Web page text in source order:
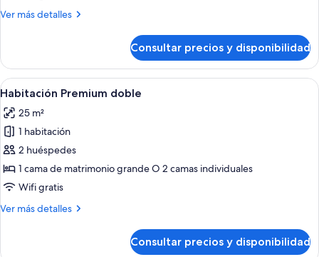
mar
Single
Use)
Ver más detalles
Más
terraza,
vistas
al
(Garden
Single
Use)
Consultar precios y disponibilidad
Abrir
todas
las
fotos
de
Habitación
Premium
Una habitación de hotel moderna
4
Habitación Premium doble
25 m²
1 habitación
2 huéspedes
1 cama de matrimonio grande O 2 camas individuales
Wifi gratis
Ver más detalles
Más
Consultar precios y disponibilidad